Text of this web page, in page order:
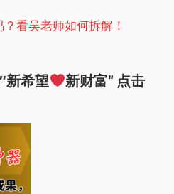
？看吴老师如何拆解！
新希望
新财富” 点击